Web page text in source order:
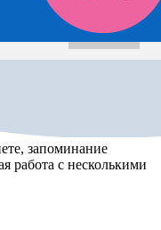
запоминание
работа с несколькими